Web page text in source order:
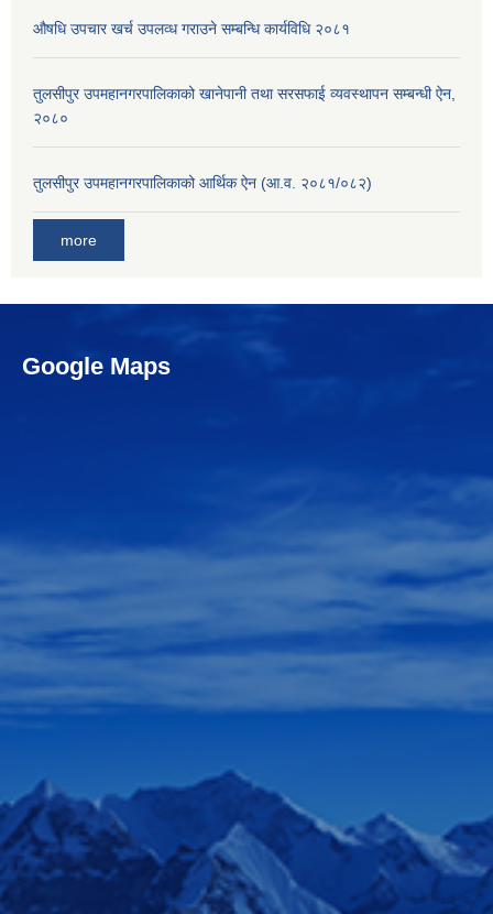
औषधि उपचार खर्च उपलव्ध गराउने सम्बन्धि कार्यविधि २०८१
तुलसीपुर उपमहानगरपालिकाको खानेपानी तथा सरसफाई व्यवस्थापन सम्बन्धी ऐन,
२०८०
तुलसीपुर उपमहानगरपालिकाको आर्थिक ऐन (आ.व. २०८१/०८२)
more
Google Maps